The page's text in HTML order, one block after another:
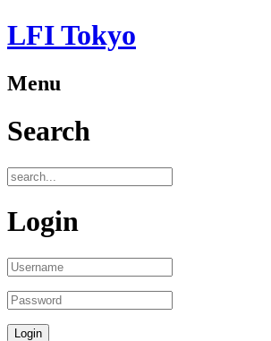
LFI Tokyo
Menu
Search
Login